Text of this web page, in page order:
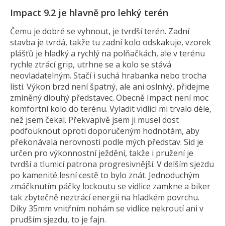
Impact 9.2 je hlavně pro lehký terén
Čemu je dobré se vyhnout, je tvrdší terén. Zadní
stavba je tvrdá, takže tu zadní kolo odskakuje, vzorek
plášťů je hladký a rychlý na polňačkách, ale v terénu
rychle ztrácí grip, utrhne se a kolo se stává
neovladatelným. Stačí i suchá hrabanka nebo trocha
listí. Výkon brzd není špatný, ale ani oslnivý, přidejme
zmíněný dlouhý představec. Obecně Impact není moc
komfortní kolo do terénu. Vyladit vidlici mi trvalo déle,
než jsem čekal. Překvapivě jsem ji musel dost
podfouknout oproti doporučeným hodnotám, aby
překonávala nerovnosti podle mých představ. Sid je
určen pro výkonnostní ježdění, takže i pružení je
tvrdší a tlumicí patrona progresivnější. V delším sjezdu
po kamenité lesní cestě to bylo znát. Jednoduchým
zmáčknutím páčky lockoutu se vidlice zamkne a biker
tak zbytečně neztrácí energii na hladkém povrchu.
Díky 35mm vnitřním nohám se vidlice nekroutí ani v
prudším sjezdu, to je fajn.